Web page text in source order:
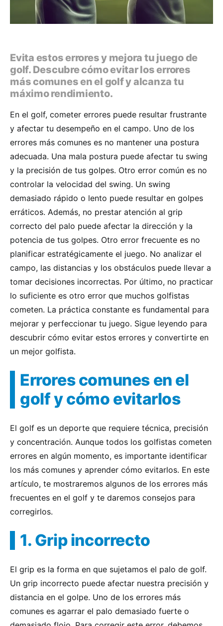
Evita estos errores y mejora tu juego de
golf. Descubre cómo evitar los errores
más comunes en el golf y alcanza tu
máximo rendimiento.
En el golf, cometer errores puede resultar frustrante
y afectar tu desempeño en el campo. Uno de los
errores más comunes es no mantener una postura
adecuada. Una mala postura puede afectar tu swing
y la precisión de tus golpes. Otro error común es no
controlar la velocidad del swing. Un swing
demasiado rápido o lento puede resultar en golpes
erráticos. Además, no prestar atención al grip
correcto del palo puede afectar la dirección y la
potencia de tus golpes. Otro error frecuente es no
planificar estratégicamente el juego. No analizar el
campo, las distancias y los obstáculos puede llevar a
tomar decisiones incorrectas. Por último, no practicar
lo suficiente es otro error que muchos golfistas
cometen. La práctica constante es fundamental para
mejorar y perfeccionar tu juego. Sigue leyendo para
descubrir cómo evitar estos errores y convertirte en
un mejor golfista.
Errores comunes en el
golf y cómo evitarlos
El golf es un deporte que requiere técnica, precisión
y concentración. Aunque todos los golfistas cometen
errores en algún momento, es importante identificar
los más comunes y aprender cómo evitarlos. En este
artículo, te mostraremos algunos de los errores más
frecuentes en el golf y te daremos consejos para
corregirlos.
1. Grip incorrecto
El grip es la forma en que sujetamos el palo de golf.
Un grip incorrecto puede afectar nuestra precisión y
distancia en el golpe. Uno de los errores más
comunes es agarrar el palo demasiado fuerte o